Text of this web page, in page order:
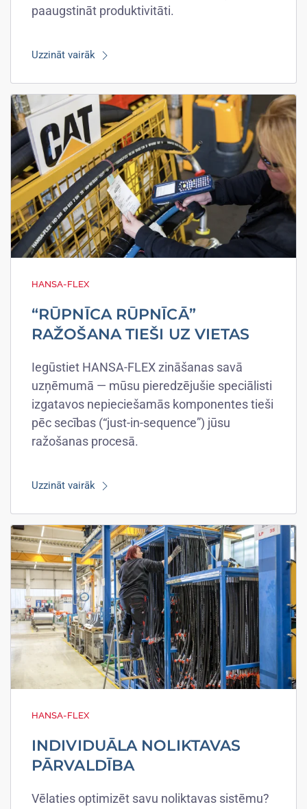
paaugstināt produktivitāti.
Uzzināt vairāk
HANSA-FLEX
“RŪPNĪCA RŪPNĪCĀ”
RAŽOŠANA TIEŠI UZ VIETAS
Iegūstiet HANSA-FLEX zināšanas savā
uzņēmumā — mūsu pieredzējušie speciālisti
izgatavos nepieciešamās komponentes tieši
pēc secības (“just-in-sequence”) jūsu
ražošanas procesā.
Uzzināt vairāk
HANSA-FLEX
INDIVIDUĀLA NOLIKTAVAS
PĀRVALDĪBA
Vēlaties optimizēt savu noliktavas sistēmu?